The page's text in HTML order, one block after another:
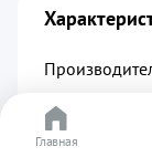
Код
Артикул
Главная